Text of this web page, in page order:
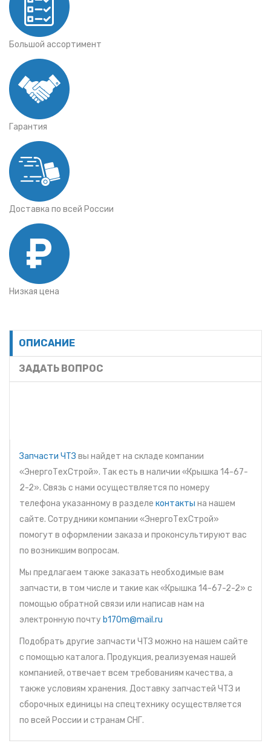
Большой ассортимент
Гарантия
Доставка по всей России
Низкая цена
ОПИСАНИЕ
ЗАДАТЬ ВОПРОС
Запчасти ЧТЗ вы найдет на складе компании
«ЭнергоТехСтрой». Так есть в наличии «Крышка 14-67-
2-2». Связь с нами осуществляется по номеру
телефона указанному в разделе контакты на нашем
сайте. Сотрудники компании «ЭнергоТехСтрой»
помогут в оформлении заказа и проконсультируют вас
по возникшим вопросам.
Мы предлагаем также заказать необходимые вам
запчасти, в том числе и такие как «Крышка 14-67-2-2» с
помощью обратной связи или написав нам на
электронную почту b170m@mail.ru
Подобрать другие запчасти ЧТЗ можно на нашем сайте
с помощью каталога. Продукция, реализуемая нашей
компанией, отвечает всем требованиям качества, а
также условиям хранения. Доставку запчастей ЧТЗ и
сборочных единицы на спецтехнику осуществляется
по всей России и странам СНГ.